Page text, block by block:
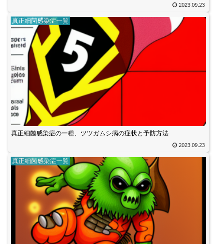
2023.09.23
真正細菌感染症一覧
真正細菌感染症の一種、ツツガムシ病の症状と予防方法
2023.09.23
真正細菌感染症一覧